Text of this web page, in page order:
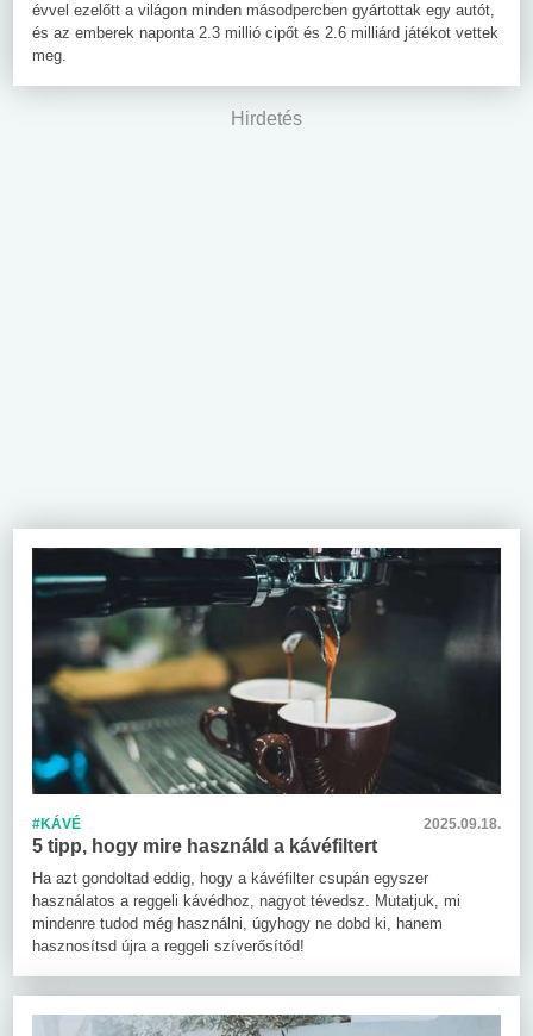
évvel ezelőtt a világon minden másodpercben gyártottak egy autót,
és az emberek naponta 2.3 millió cipőt és 2.6 milliárd játékot vettek
meg.
Hirdetés
#KÁVÉ 2025.09.18.
5 tipp, hogy mire használd a kávéfiltert
Ha azt gondoltad eddig, hogy a kávéfilter csupán egyszer
használatos a reggeli kávédhoz, nagyot tévedsz. Mutatjuk, mi
mindenre tudod még használni, úgyhogy ne dobd ki, hanem
hasznosítsd újra a reggeli szíverősítőd!